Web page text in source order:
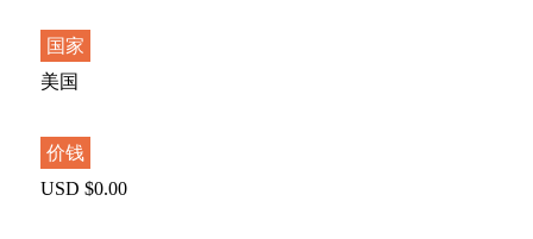
国家
美国
价钱
USD $0.00